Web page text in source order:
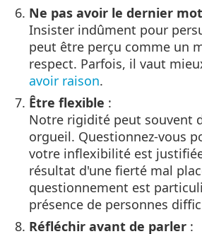
Ne pas avoir le dernier mot
Insister indûment pour
peut être perçu comme un
respect. Parfois, il vaut
avoir raison.
Être flexible :
Notre rigidité peut souvent
orgueil. Questionnez-vous
votre inflexibilité est
résultat d'une fierté mal
questionnement est
présence de personnes
Réfléchir avant de parler :